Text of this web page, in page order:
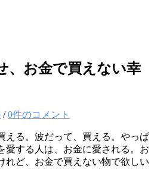
、お金で買えない幸
/0件のコメント
える。波だって、買える。やっぱ
愛する人は、お金に愛される。お
れど、お金で買えない物で欲しい